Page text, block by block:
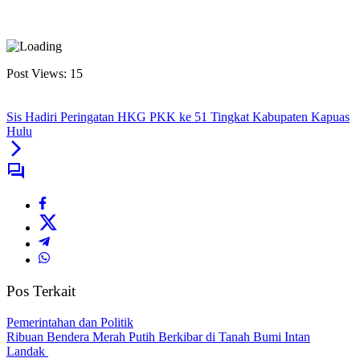
Post Views: 15
Sis Hadiri Peringatan HKG PKK ke 51 Tingkat Kabupaten Kapuas
Hulu
Pos Terkait
Pemerintahan dan Politik
Ribuan Bendera Merah Putih Berkibar di Tanah Bumi Intan
Landak